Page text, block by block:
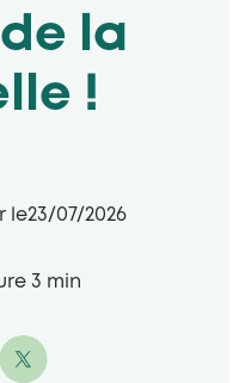
la
!
le23/07/2026
3 min